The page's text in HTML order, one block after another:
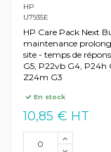
HP
U7935E
HP Care Pack Next
maintenance
site - temps de
G5, P22vb G4, P24h
Z24m G3
En stock
10,85 € HT